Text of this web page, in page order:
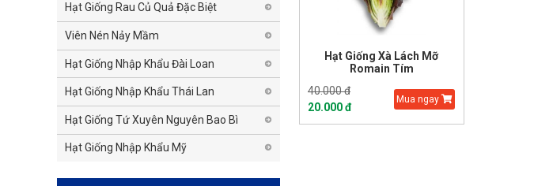
Hạt Giống Xà Lách Mỡ
Romain Tím
40.000 đ
20.000 đ
Mua ngay
Hạt Giống Rau Củ Quả Đặc Biệt
Viên Nén Nảy Mầm
Hạt Giống Nhập Khẩu Đài Loan
Hạt Giống Nhập Khẩu Thái Lan
Hạt Giống Tứ Xuyên Nguyên Bao Bì
Hạt Giống Nhập Khẩu Mỹ